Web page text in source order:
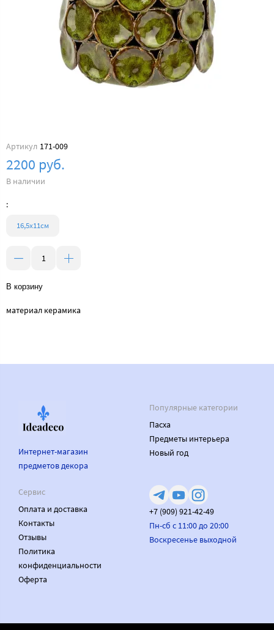
Артикул 171-009
2200 руб.
В наличии
:
16,5х11cм
В корзину
материал керамика
Интернет-магазин
предметов декора
Популярные категории
Пасха
Предметы интерьера
Новый год
Сервис
Оплата и доставка
Контакты
Отзывы
Политика
конфиденциальности
Оферта
+7 (909) 921-42-49
Пн-сб с 11:00 до 20:00
Воскресенье выходной